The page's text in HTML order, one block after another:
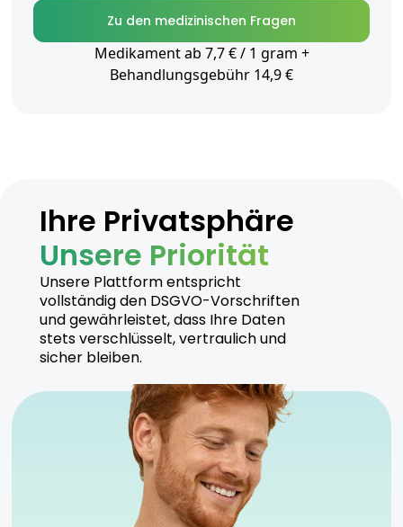
Zu den medizinischen Fragen
Medikament ab 7,7 € / 1 gram +
Behandlungsgebühr 14,9 €
Ihre Privatsphäre
Unsere Priorität
Unsere Plattform entspricht
vollständig den DSGVO-Vorschriften
und gewährleistet, dass Ihre Daten
stets verschlüsselt, vertraulich und
sicher bleiben.